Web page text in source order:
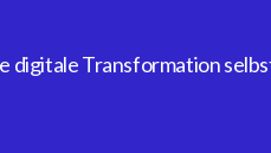
digitale Transformation